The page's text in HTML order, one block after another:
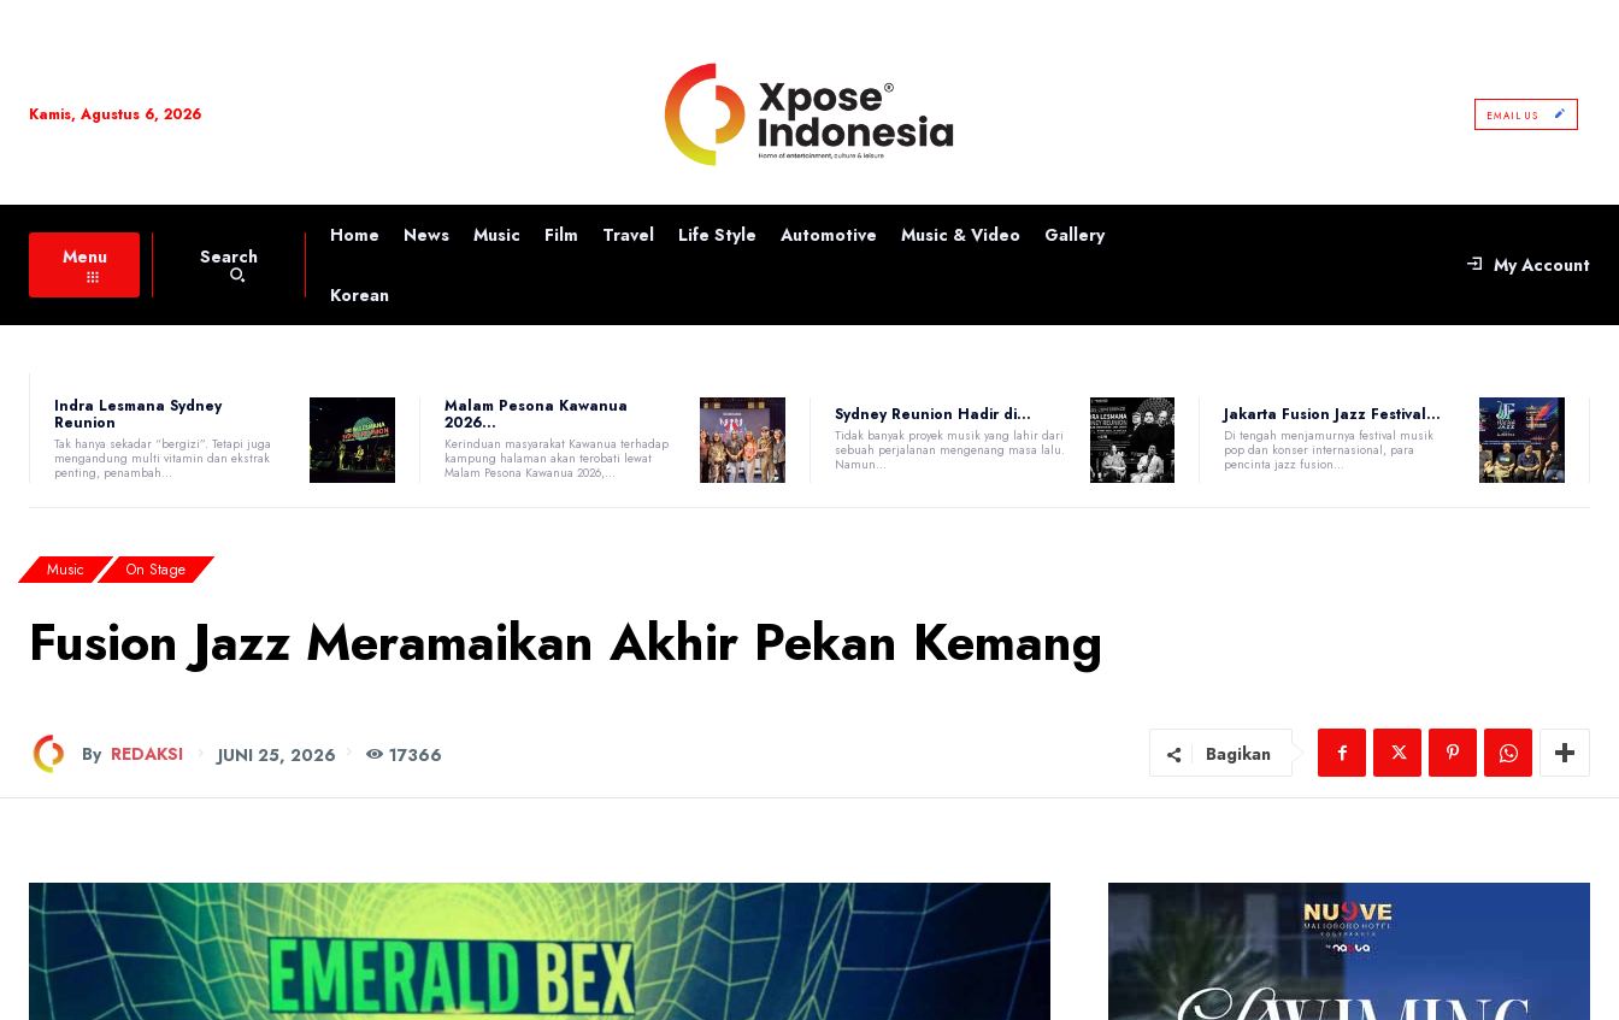
Kamis, Agustus 6, 2026 EMAIL US
Menu Search
Home News Music Film Travel Life Style Automotive Music & Video Gallery
Korean
My Account
Indra Lesmana Sydney
Reunion
Tak hanya sekadar “bergizi”. Tetapi juga
mengandung multi vitamin dan ekstrak
penting, penambah...
Malam Pesona Kawanua
2026...
Kerinduan masyarakat Kawanua terhadap
kampung halaman akan terobati lewat
Malam Pesona Kawanua 2026,...
Sydney Reunion Hadir di...
Tidak banyak proyek musik yang lahir dari
sebuah perjalanan mengenang masa lalu.
Namun...
Jakarta Fusion Jazz Festival...
Di tengah menjamurnya festival musik
pop dan konser internasional, para
pencinta jazz fusion...
Music On Stage
Fusion Jazz Meramaikan Akhir Pekan Kemang
By REDAKSI JUNI 25, 2026 17366 Bagikan